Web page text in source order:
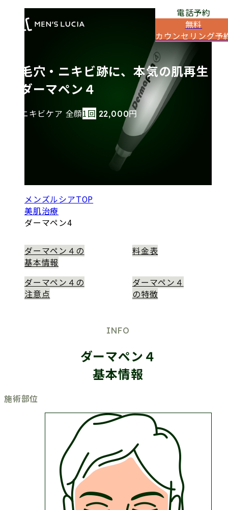
電話予約
無料
カウンセリング予
毛穴・ニキビ跡に、本気の肌再生
ダーマペン４
ニキビケア 全顔1回 22,000円
メンズルシアTOP
美肌治療
ダーマペン4
ダーマペン４の
基本情報
料金表
ダーマペン４の
注意点
ダーマペン４
の特徴
INFO
ダーマペン４
基本情報
施術の情報
施術部位